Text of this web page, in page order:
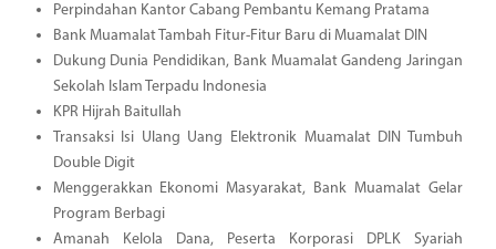
Perpindahan Kantor Cabang Pembantu Kemang Pratama
Bank Muamalat Tambah Fitur-Fitur Baru di Muamalat DIN
Dukung Dunia Pendidikan, Bank Muamalat Gandeng Jaringan
Sekolah Islam Terpadu Indonesia
KPR Hijrah Baitullah
Transaksi Isi Ulang Uang Elektronik Muamalat DIN Tumbuh
Double Digit
Menggerakkan Ekonomi Masyarakat, Bank Muamalat Gelar
Program Berbagi
Amanah Kelola Dana, Peserta Korporasi DPLK Syariah